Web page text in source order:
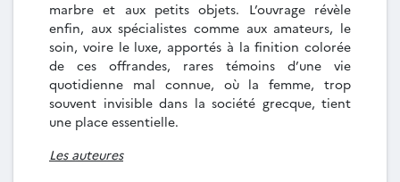
marbre et aux petits objets. L’ouvrage révèle
enfin, aux spécialistes comme aux amateurs, le
soin, voire le luxe, apportés à la finition colorée
de ces offrandes, rares témoins d’une vie
quotidienne mal connue, où la femme, trop
souvent invisible dans la société grecque, tient
une place essentielle.
Les auteures